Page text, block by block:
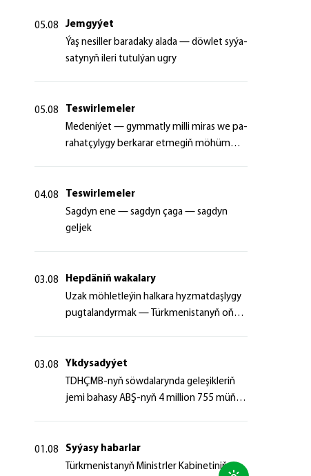
05.08
Jemgyýet
Ýaş ne­sil­ler ba­ra­da­ky ala­da — döw­let sy­ýa­
sa­ty­nyň ile­ri tu­tul­ýan ug­ry
05.08
Teswirlemeler
Me­de­ni­ýet — gym­mat­ly milli mi­ras we pa­
ra­hat­çy­ly­gy ber­ka­rar et­me­giň mö­hüm
04.08
Teswirlemeler
Sagdyn ene — sagdyn çaga — sagdyn
geljek
03.08
Hepdäniň wakalary
Uzak möhletleýin halkara hyzmatdaşlygy
pugtalandyrmak — Türkmenistanyň oňyn
03.08
Ykdysadyýet
TDHÇMB-nyň söwdalarynda geleşikleriň
jemi bahasy ABŞ-nyň 4 million 755 müň
01.08
Syýasy habarlar
Türkmenistanyň Ministrler Kabinetiniň